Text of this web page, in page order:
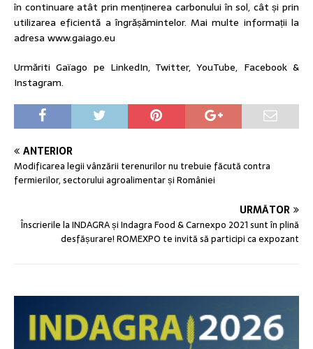
în continuare atât prin menținerea carbonului în sol, cât și prin
utilizarea eficientă a îngrășămintelor. Mai multe informații la
adresa www.gaiago.eu
Urmăriti Gaïago pe LinkedIn, Twitter, YouTube, Facebook &
Instagram.
ANTERIOR
Modificarea legii vânzării terenurilor nu trebuie făcută contra
fermierilor, sectorului agroalimentar și României
URMĂTOR
Înscrierile la INDAGRA și Indagra Food & Carnexpo 2021 sunt în plină
desfășurare! ROMEXPO te invită să participi ca expozant